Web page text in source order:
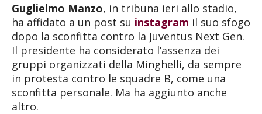
Guglielmo Manzo, in tribuna ieri allo stadio,
ha affidato a un post su instagram il suo sfogo
dopo la sconfitta contro la Juventus Next Gen.
Il presidente ha considerato l’assenza dei
gruppi organizzati della Minghelli, da sempre
in protesta contro le squadre B, come una
sconfitta personale. Ma ha aggiunto anche
altro.